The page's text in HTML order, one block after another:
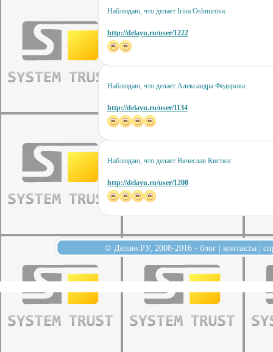
Наблюдаю, что делает Irina Oshnurova:
http://delayu.ru/user/1222
Наблюдаю, что делает Александра Федорова:
http://delayu.ru/user/1134
Наблюдаю, что делает Вячеслав Кистян:
http://delayu.ru/user/1200
© Делаю.РУ, 2008-2016 - блог | контакты |